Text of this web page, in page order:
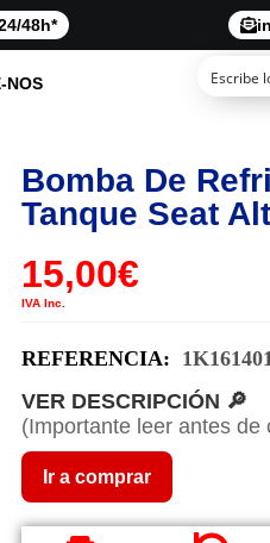
48h*
NOS
Bomba De
Tanque Seat
15,00€
IVA Inc.
REFERENCIA:
VER DESCRIPCIÓN 🔎
(Importante leer antes de
Ir a comprar